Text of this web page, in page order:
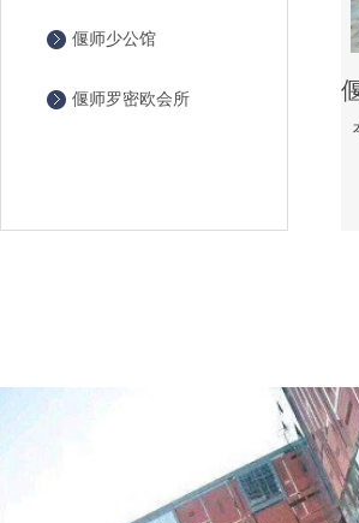
偃师少公馆
偃师罗密欧会所